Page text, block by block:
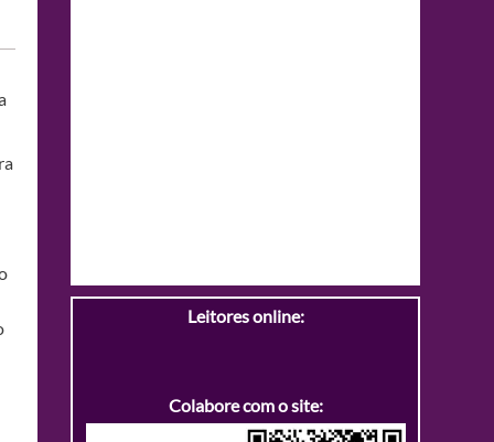
Leitores online:
Colabore com o site: